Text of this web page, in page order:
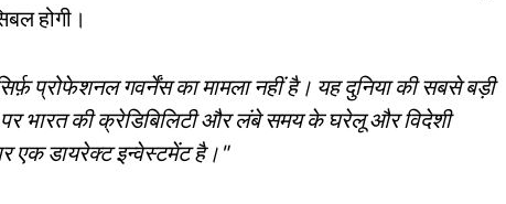
होगी।
प्रोफेशनल गवर्नेंस का मामला नहीं है। यह दुनिया की सबसे बड़ी
भारत की क्रेडिबिलिटी और लंबे समय के घरेलू और विदेशी
एक डायरेक्ट इन्वेस्टमेंट है।"